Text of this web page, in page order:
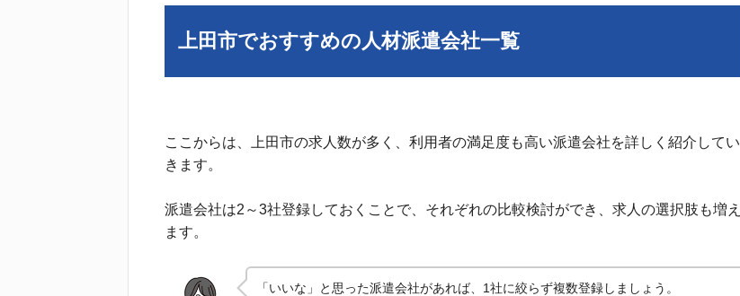
上田市でおすすめの人材派遣会社一覧
ここからは、上田市の求人数が多く、利用者の満足度も高い派遣会社を詳しく紹介してい
きます。
派遣会社は2～3社登録しておくことで、それぞれの比較検討ができ、求人の選択肢も増え
ます。
「いいな」と思った派遣会社があれば、1社に絞らず複数登録しましょう。